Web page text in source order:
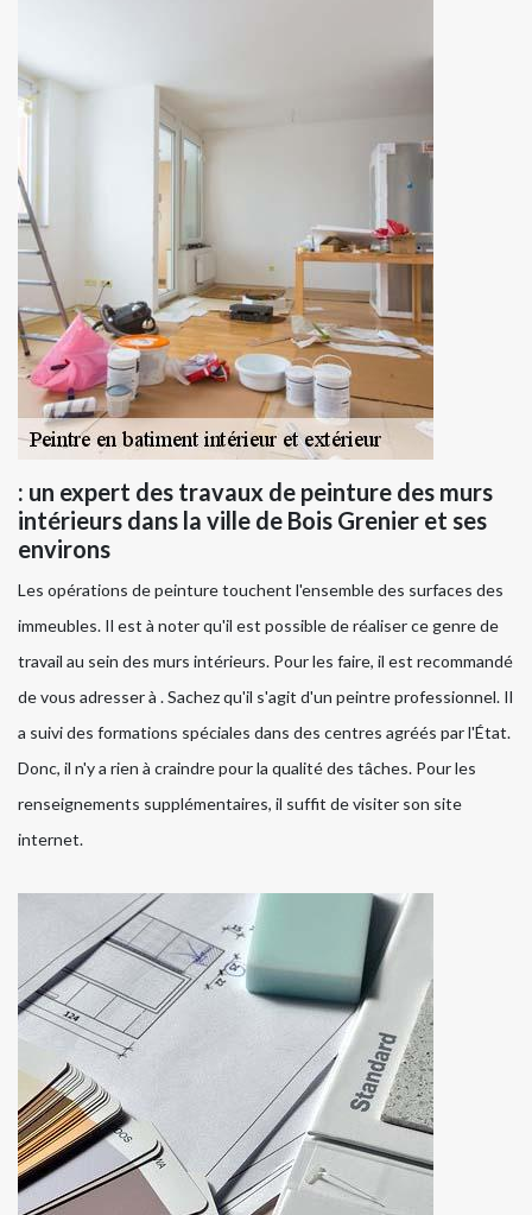
: un expert des travaux de peinture des murs
intérieurs dans la ville de Bois Grenier et ses
environs
Les opérations de peinture touchent l'ensemble des surfaces des
immeubles. Il est à noter qu'il est possible de réaliser ce genre de
travail au sein des murs intérieurs. Pour les faire, il est recommandé
de vous adresser à . Sachez qu'il s'agit d'un peintre professionnel. Il
a suivi des formations spéciales dans des centres agréés par l'État.
Donc, il n'y a rien à craindre pour la qualité des tâches. Pour les
renseignements supplémentaires, il suffit de visiter son site
internet.